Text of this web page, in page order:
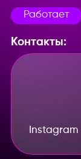
Работает
Контакты:
Instagram